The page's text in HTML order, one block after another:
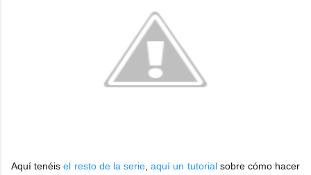
Aquí tenéisel resto de la serie ,aquí un tutorialsobre cómo hacer